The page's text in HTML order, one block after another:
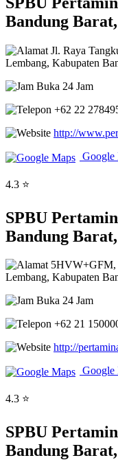
Bandung
Jl. Raya
Lembang, Kabupaten
Buka 24 Jam
+62 22
http://
Google
4.3 ⭐
SPBU
Bandung
5HVW+GFM,
Lembang, Kabupaten
Buka 24 Jam
+62 21
http://
Google
4.3 ⭐
SPBU
Bandung